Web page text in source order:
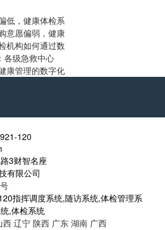
低，健康体检系
意愿偏弱，健康
机构如何通过数
各级急救中心
康管理的数字化
120
3财智名座
有限公司
指挥调度系统,随访系统,体检管理系
,体检系统
西 辽宁 陕西 广东 湖南 广西